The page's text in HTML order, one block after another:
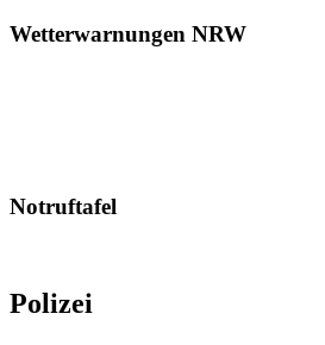
Wetterwarnungen NRW
Notruftafel
Polizei